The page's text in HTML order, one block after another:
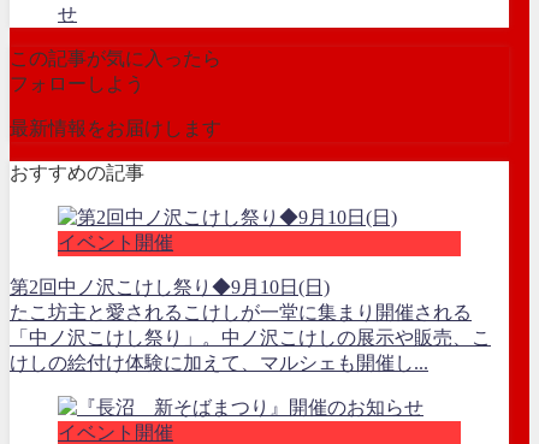
せ
この記事が気に入ったら
フォローしよう
最新情報をお届けします
おすすめの記事
イベント開催
第2回中ノ沢こけし祭り◆9月10日(日)
たこ坊主と愛されるこけしが一堂に集まり開催される
「中ノ沢こけし祭り」。中ノ沢こけしの展示や販売、こ
けしの絵付け体験に加えて、マルシェも開催し...
イベント開催